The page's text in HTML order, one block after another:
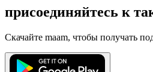
присоединяйтесь к
Скачайте maam, чтобы получать